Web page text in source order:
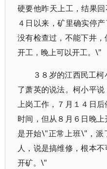
硬要他昨天上工，结果
４日以来，矿里确实停
没有检查过，不能下井
开工，晚上可以开工。\"
３８岁的江西民工
了萧英的说法。柯小平
上岗工作，７月１４日
时间，但从８月６日晚
是开始\"正常上班\"，派
人，说是搞维修，根本
开矿。\"